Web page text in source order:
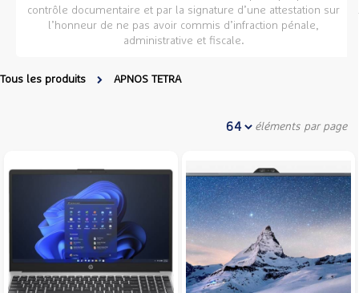
contrôle documentaire et par la signature d’une attestation sur
l’honneur de ne pas avoir commis d’infraction pénale,
administrative et fiscale.
Tous les produits APNOS TETRA
éléments par page